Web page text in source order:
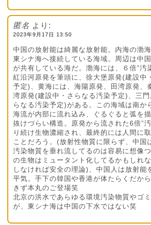
匿名 より:
2023年9月17日 13:50
中国の放射能は綺麗な放射能。内海の渤
東シナ海へ接続している海域。周辺は中
が共有している海だ。渤海には、６倍”汚
紅沿河原発を筆頭に、徐大堡原発(建設中
予定)、黄海には、海陽原発、田湾原発、
湾原発(建設中・さらなる汚染予定)、三
らなる汚染予定)がある。この海域は南か
海流が内部に流れ込み、ぐるぐると弧を
抜けづらい構造。原発から流された6倍”
り続け生物濃縮され、最終的には人間に
ことだろう。(放射性物質に限らず、中国
汚染物質を垂れ流してるのは容易に想像
の生物はミュータント化してるかもしれ
しなければ安全の理論)、中国人は放射能
平気。手下の韓国や香港が体たらくだか
きず本丸のご登場笑
北京の洪水であらゆる環境汚染物質やゴ
が、東シナ海は中国の下水ではない笑